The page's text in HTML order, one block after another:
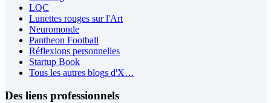
LQC
Lunettes rouges sur l'Art
Neuromonde
Pantheon Football
Réflexions personnelles
Startup Book
Tous les autres blogs d'X…
Des liens professionnels